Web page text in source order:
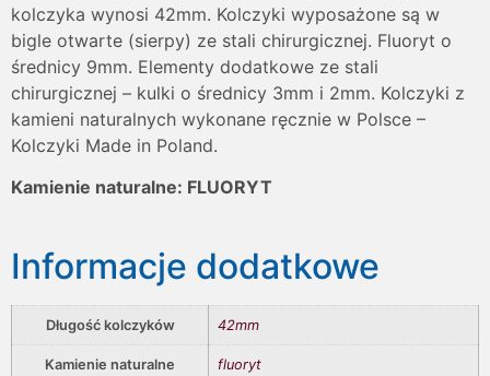
kolczyka wynosi 42mm. Kolczyki wyposażone są w
bigle otwarte (sierpy) ze stali chirurgicznej. Fluoryt o
średnicy 9mm. Elementy dodatkowe ze stali
chirurgicznej – kulki o średnicy 3mm i 2mm. Kolczyki z
kamieni naturalnych wykonane ręcznie w Polsce –
Kolczyki Made in Poland.
Kamienie naturalne: FLUORYT
Informacje dodatkowe
Długość kolczyków 42mm
Kamienie naturalne fluoryt